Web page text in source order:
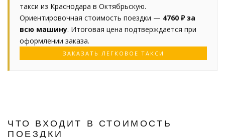
такси из Краснодара в Октябрьскую.
Ориентировочная стоимость поездки — 4760 ₽ за
всю машину. Итоговая цена подтверждается при
оформлении заказа.
ЗАКАЗАТЬ ЛЕГКОВОЕ ТАКСИ
ЧТО ВХОДИТ В СТОИМОСТЬ
ПОЕЗДКИ